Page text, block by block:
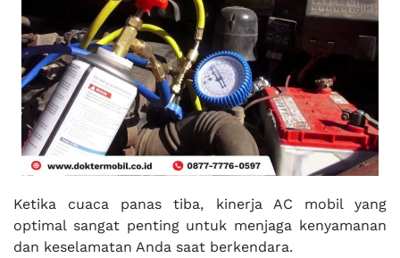
Ketika cuaca panas tiba, kinerja AC mobil yang
optimal sangat penting untuk menjaga kenyamanan
dan keselamatan Anda saat berkendara.